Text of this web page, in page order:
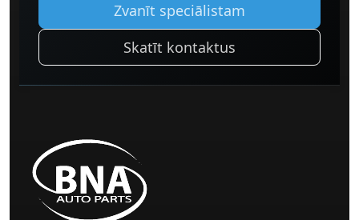
Zvanīt speciālistam
Skatīt kontaktus